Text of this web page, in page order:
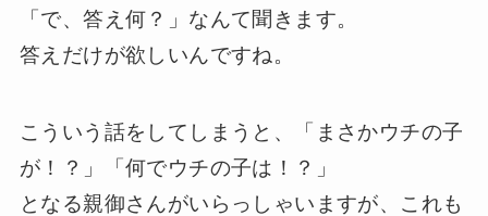
「で、答え何？」なんて聞きます。
答えだけが欲しいんですね。
こういう話をしてしまうと、「まさかウチの子
が！？」「何でウチの子は！？」
となる親御さんがいらっしゃいますが、これも